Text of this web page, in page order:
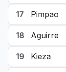
17 Pimpao
18 Aguirre
19 Kieza